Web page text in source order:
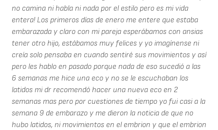
no camina ni habla ni nada por el estilo pero es mi vida
entera! Los primeros días de enero me entere que estaba
embarazada y claro con mi pareja esperábamos con ansias
tener otro hijo, estábamos muy felices y yo imagínense ni
creía solo pensaba en cuando sentiré sus movimientos y así
pero les hablo en pasado porque nada de eso sucedió a las
6 semanas me hice una eco y no se le escuchaban los
latidos mi dr recomendó hacer una nueva eco en 2
semanas mas pero por cuestiones de tiempo yo fui casi a la
semana 9 de embarazo y me dieron la noticia de que no
hubo latidos, ni movimientos en el embrion y que el embrion